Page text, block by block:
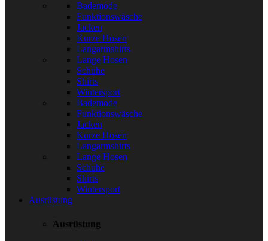
Bademode
Funktionswäsche
Jacken
Kurze Hosen
Langarmshirts
Lange Hosen
Schuhe
Shirts
Wintersport
Bademode
Funktionswäsche
Jacken
Kurze Hosen
Langarmshirts
Lange Hosen
Schuhe
Shirts
Wintersport
Ausrüstung
Ausrüstung